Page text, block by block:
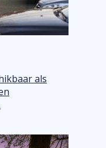
als